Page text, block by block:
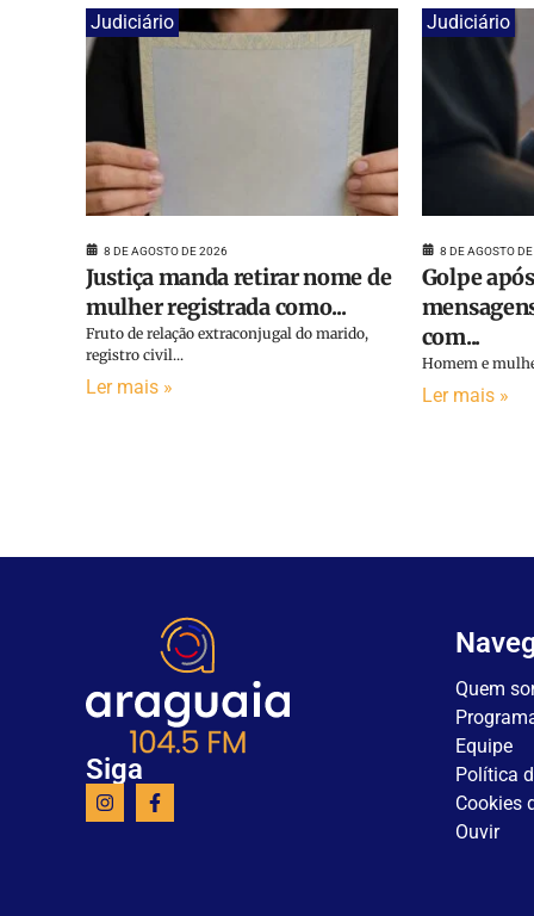
Judiciário
8 DE AGOSTO DE 2026
Justiça manda retirar nome de
mulher registrada como...
Fruto de relação extraconjugal do marido,
registro civil...
Ler mais »
Judiciário
8 DE AGOSTO
Golpe
com...
Homem e
Ler mais »
Siga
Quem
Equipe
Política
Cookies
Ouvir